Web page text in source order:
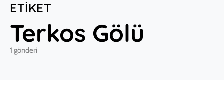
ETIKET
Terkos Gölü
1 gönderi